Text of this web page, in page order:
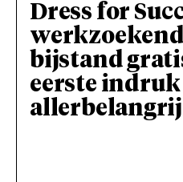
Dress for
bijstand
eerste indruk